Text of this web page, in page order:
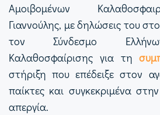
Αμοιβομένων
Γιαννούλης, με δηλώσεις του
τον Σύνδεσμο
Καλαθοσφαίρισης για τη
στήριξη που επέδειξε στον
παίκτες και συγκεκριμένα
απεργία.